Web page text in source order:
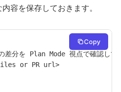
容を保存しておきます。
分を Plan Mode 視点で確認して
or PR url>
Copy